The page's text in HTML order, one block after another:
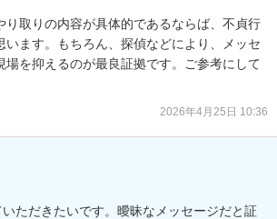
り取りの内容が具体的であるならば、不貞行
います。もちろん、探偵などにより、メッセ
場を抑えるのが最良証拠です。ご参考にして
2026年4月25日 10:36
ただきたいです。曖昧なメッセージだと証